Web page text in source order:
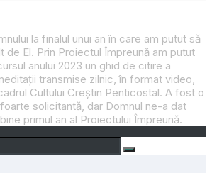
la finalul unui an în care am putut să
de El. Prin Proiectul Împreună am putut
anului 2023 un ghid de citire a
transmise zilnic, în format video,
Cultului Creștin Penticostal. A fost o
solicitantă, dar Domnul ne-a dat
primul an al Proiectului Împreună.